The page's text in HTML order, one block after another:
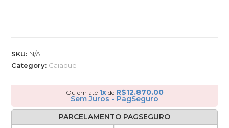
SKU: N/A
Category: Caiaque
Ou em até 1xde R$12.870.00
Sem Juros - PagSeguro
PARCELAMENTO PAGSEGURO